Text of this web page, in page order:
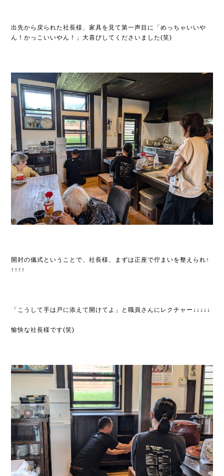
出先から戻られた社長様、家具を見て第一声目に「めっちゃいいや
ん！かっこいいやん！」大喜びしてくださいました(笑)
開封の儀式ということで、社長様、まずは正座で佇まいを整えられ↑
↑↑↑↑
「こうして手は戸に添えて開けてよ」と職員さんにレクチャー↓↓↓↓↓
愉快な社長様です(笑)